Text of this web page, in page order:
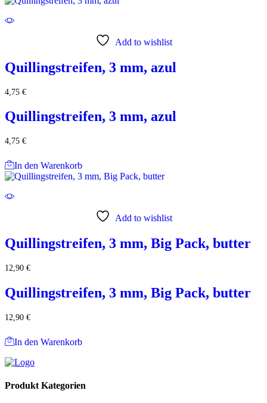
Add to wishlist
Quillingstreifen, 3 mm, azul
4,75 €
Quillingstreifen, 3 mm, azul
4,75 €
In den Warenkorb
Add to wishlist
Quillingstreifen, 3 mm, Big Pack, butter
12,90 €
Quillingstreifen, 3 mm, Big Pack, butter
12,90 €
In den Warenkorb
Produkt Kategorien